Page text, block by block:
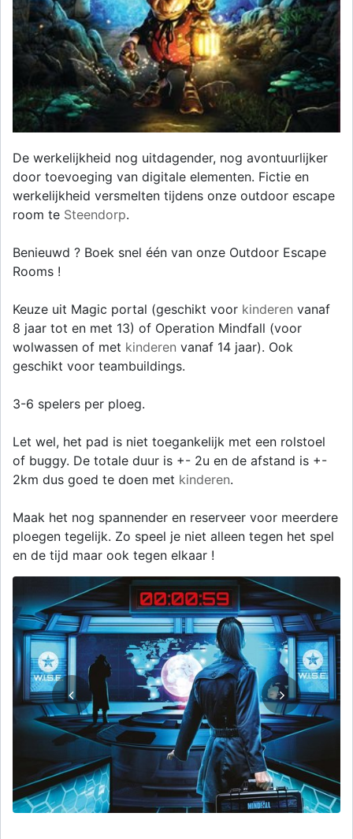
De werkelijkheid nog uitdagender, nog avontuurlijker
door toevoeging van digitale elementen. Fictie en
werkelijkheid versmelten tijdens onze outdoor escape
room te Steendorp.
Benieuwd ? Boek snel één van onze Outdoor Escape
Rooms !
Keuze uit Magic portal (geschikt voor kinderen vanaf
8 jaar tot en met 13) of Operation Mindfall (voor
wolwassen of met kinderen vanaf 14 jaar). Ook
geschikt voor teambuildings.
3-6 spelers per ploeg.
Let wel, het pad is niet toegankelijk met een rolstoel
of buggy. De totale duur is +- 2u en de afstand is +-
2km dus goed te doen met kinderen.
Maak het nog spannender en reserveer voor meerdere
ploegen tegelijk. Zo speel je niet alleen tegen het spel
en de tijd maar ook tegen elkaar !